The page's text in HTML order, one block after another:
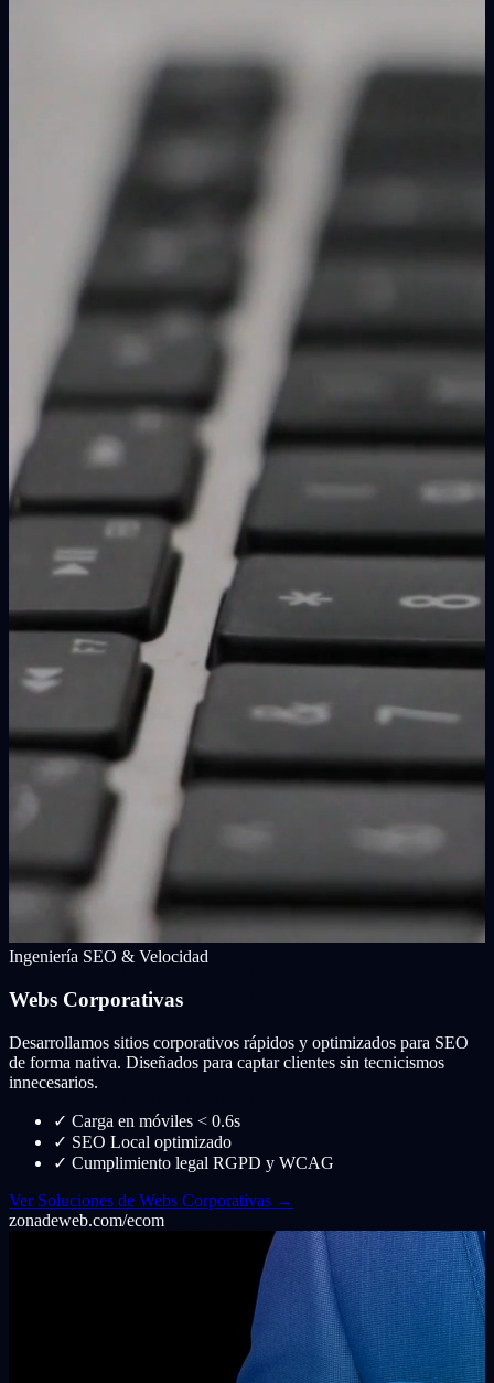
Ingeniería SEO & Velocidad
Webs Corporativas
Desarrollamos sitios corporativos rápidos y optimizados para SEO
de forma nativa. Diseñados para captar clientes sin tecnicismos
innecesarios.
✓ Carga en móviles < 0.6s
✓ SEO Local optimizado
✓ Cumplimiento legal RGPD y WCAG
Ver Soluciones de Webs Corporativas →
zonadeweb.com/ecom